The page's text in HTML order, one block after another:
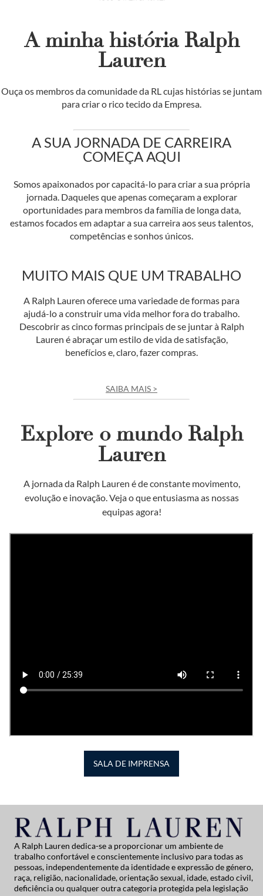
A minha história Ralph
Lauren
Ouça os membros da comunidade da RL cujas histórias se juntam
para criar o rico tecido da Empresa.
A SUA JORNADA DE CARREIRA
COMEÇA AQUI
Somos apaixonados por capacitá-lo para criar a sua própria
jornada. Daqueles que apenas começaram a explorar
oportunidades para membros da família de longa data,
estamos focados em adaptar a sua carreira aos seus talentos,
competências e sonhos únicos.
MUITO MAIS QUE UM TRABALHO
A Ralph Lauren oferece uma variedade de formas para
ajudá-lo a construir uma vida melhor fora do trabalho.
Descobrir as cinco formas principais de se juntar à Ralph
Lauren é abraçar um estilo de vida de satisfação,
benefícios e, claro, fazer compras.
SAIBA MAIS >
Explore o mundo Ralph
Lauren
A jornada da Ralph Lauren é de constante movimento,
evolução e inovação. Veja o que entusiasma as nossas
equipas agora!
SALA DE IMPRENSA
A Ralph Lauren dedica-se a proporcionar um ambiente de
trabalho confortável e conscientemente inclusivo para todas as
pessoas, independentemente da identidade e expressão de género,
raça, religião, nacionalidade, orientação sexual, idade, estado civil,
deficiência ou qualquer outra categoria protegida pela legislação